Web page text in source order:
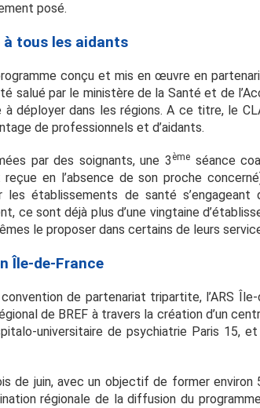
posé.
à tous les aidants
conçu et mis en œuvre en
salué par le ministère de la Santé et de
déployer dans les régions. A ce titre, le
de professionnels et d’aidants.
par des soignants, une 3 ème séance
en l’absence de son proche
établissements de santé s’engageant
ce sont déjà plus d’une vingtaine
le proposer dans certains de leurs
Île-de-France
de partenariat tripartite, l’ARS
de BREF à travers la création d’un
universitaire de psychiatrie Paris 15, et
de juin, avec un objectif de former environ
régionale de la diffusion du